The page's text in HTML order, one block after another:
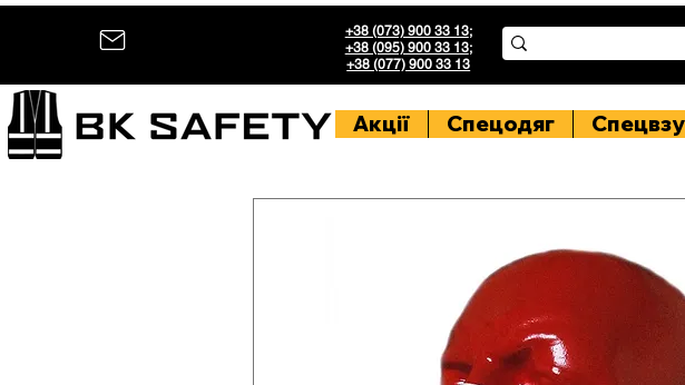
+38 (073) 900 33 13;
+38 (095) 900 33 13;
+38 (077) 900 33 13
Акції Спецодяг